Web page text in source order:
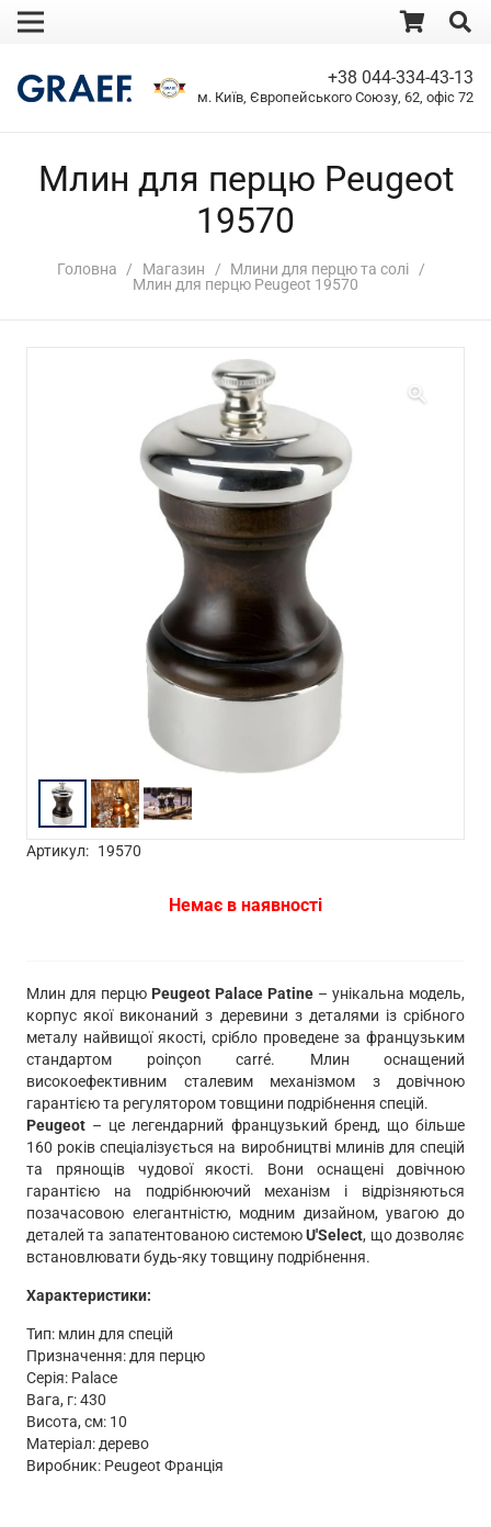
+38 044-334-43-13
м. Київ, Європейського Союзу, 62, офіс 72
Млин для перцю Peugeot
19570
Головна / Магазин / Млини для перцю та солі /
Млин для перцю Peugeot 19570
Артикул: 19570
Немає в наявності
Млин для перцю Peugeot Palace Patine – унікальна модель,
корпус якої виконаний з деревини з деталями із срібного
металу найвищої якості, срібло проведене за французьким
стандартом poinçon carré. Млин оснащений
високоефективним сталевим механізмом з довічною
гарантією та регулятором товщини подрібнення спецій.
Peugeot – це легендарний французький бренд, що більше
160 років спеціалізується на виробництві млинів для спецій
та прянощів чудової якості. Вони оснащені довічною
гарантією на подрібнюючий механізм і відрізняються
позачасовою елегантністю, модним дизайном, увагою до
деталей та запатентованою системоюU'Select, що дозволяє
встановлювати будь-яку товщину подрібнення.
Характеристики:
Тип: млин для спецій
Призначення: для перцю
Серія: Palace
Вага, г: 430
Висота, см: 10
Матеріал: дерево
Виробник: Peugeot Франція